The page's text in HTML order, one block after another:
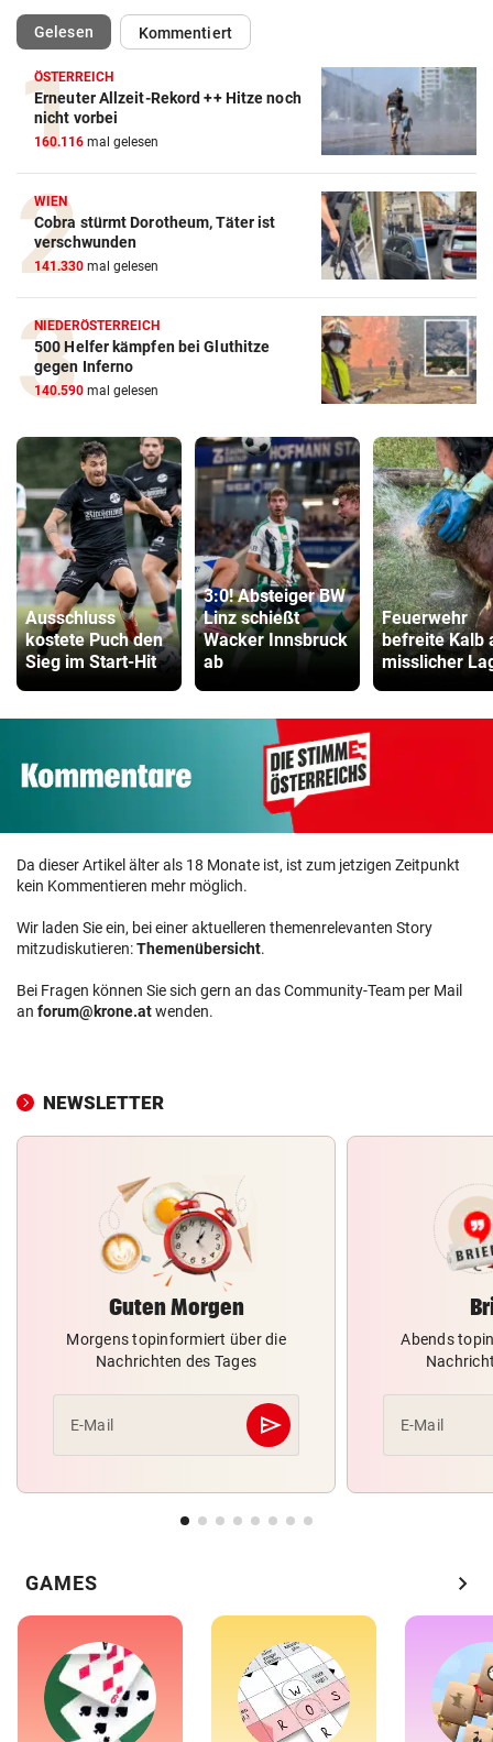
Gelesen(ausgewählt)Kommentiert
ÖSTERREICH
Erneuter Allzeit-Rekord ++ Hitze noch
nicht vorbei
160.116 mal gelesen
WIEN
Cobra stürmt Dorotheum, Täter ist
verschwunden
141.330 mal gelesen
NIEDERÖSTERREICH
500 Helfer kämpfen bei Gluthitze
gegen Inferno
140.590 mal gelesen
Ausschluss
kostete Puch den
Sieg im Start-Hit
3:0! Absteiger BW
Linz schießt
Wacker Innsbruck
ab
Feuerwehr
befreite Kalb
misslicher
Da dieser Artikel älter als 18 Monate ist, ist zum jetzigen Zeitpunkt
kein Kommentieren mehr möglich.
Wir laden Sie ein, bei einer aktuelleren themenrelevanten Story
mitzudiskutieren:Themenübersicht.
Bei Fragen können Sie sich gern an das Community-Team per Mail
an forum@krone.atwenden.
NEWSLETTER
Guten Morgen
Morgens topinformiert über die
Nachrichten des Tages
E-Mail send
Abschicken
Abends
E-Mail
GAMES chevron_right